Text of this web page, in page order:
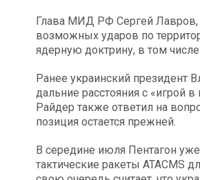
Глава МИД РФ Сергей Лавров,
возможных ударов по
ядерную доктрину, в том
Ранее украинский президент
дальние расстояния с «игрой
Райдер также ответил на
позиция остается прежней.
В середине июля Пентагон
тактические ракеты ATACMS